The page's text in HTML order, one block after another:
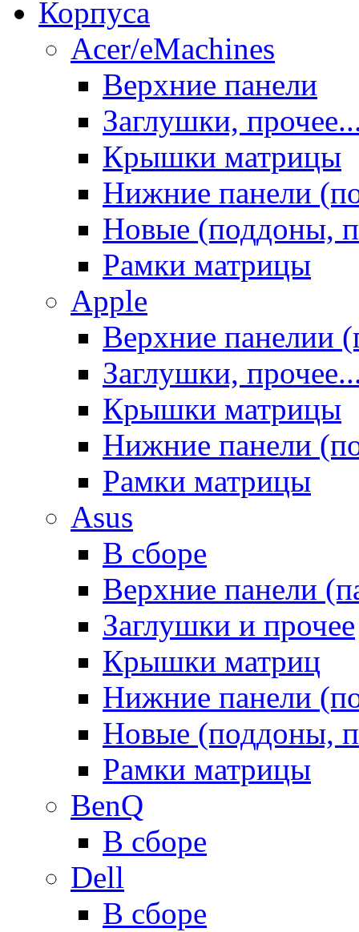
Корпуса
Acer/eMachines
Верхние панели
Заглушки,
Крышки матрицы
Нижние панели
Новые (поддоны,
Рамки матрицы
Apple
Верхние панелии
Заглушки,
Крышки матрицы
Нижние панели
Рамки матрицы
Asus
В сборе
Верхние панели
Заглушки и прочее
Крышки матриц
Нижние панели
Новые (поддоны,
Рамки матрицы
BenQ
В сборе
Dell
В сборе